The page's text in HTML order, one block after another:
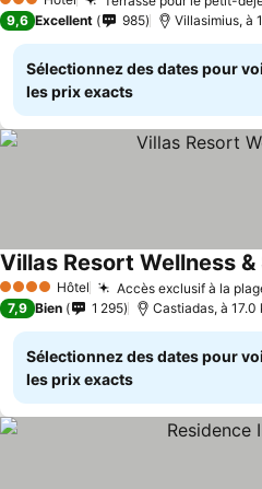
3 Étoiles
9,6 Excellent 985 Villasimius, à
Sélectionnez des dates pour
les prix exacts
4 Étoiles Hôtel Accès exclusif à la
Villas Resort Wellness &
7,9 Bien 1 295 Castiadas, à 17.0
Sélectionnez des dates pour
les prix exacts